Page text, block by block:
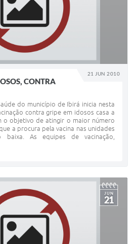
21 JUN 2010
CONTRA
do município de Ibirá inicia nesta
contra gripe em idosos casa a
o objetivo de atingir o maior número
a procura pela vacina nas unidades
As equipes de vacinação,
JUN
21